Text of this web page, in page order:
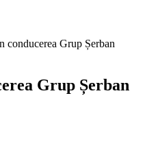
conducerea Grup Șerban
Grup Șerban